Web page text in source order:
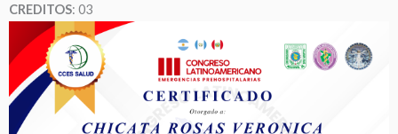
CREDITOS: 03